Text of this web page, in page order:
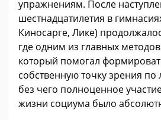
упражнениям. После
шестнадцатилетия в
Киносарге, Лике)
где одним из главных
который помогал
собственную точку зрения
без чего полноценное
жизни социума было